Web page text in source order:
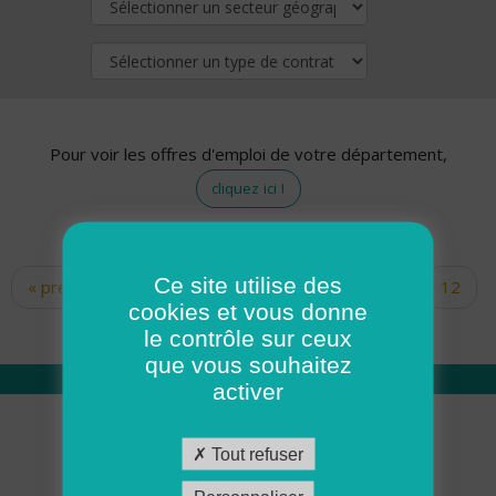
Pour voir les offres d'emploi de votre département,
cliquez ici !
Pages
« premier ‹ précédent … 10
12
14 15 16 17
Qui sommes nous
Académie ADMR
Ce site utilise des
cookies et vous donne
le contrôle sur ceux
que vous souhaitez
activer
Tout refuser